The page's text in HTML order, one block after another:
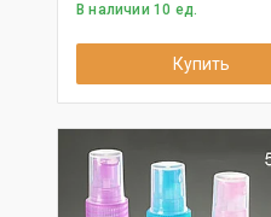
В наличии 10 ед.
Купить